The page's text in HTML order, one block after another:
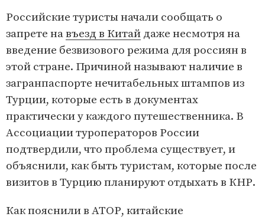
Российские туристы начали сообщать о
запрете навъезд в Китай даже несмотря на
введение безвизового режима для россиян в
этой стране. Причиной называют наличие в
загранпаспорте нечитабельных штампов из
Турции, которые есть в документах
практически у каждого путешественника. В
Ассоциации туроператоров России
подтвердили, что проблема существует, и
объяснили, как быть туристам, которые после
визитов в Турцию планируют отдыхать в КНР.
Как пояснили в АТОР, китайские